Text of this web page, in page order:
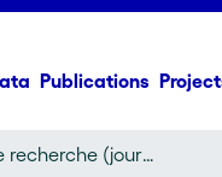
Publications
Article de recherche (journal article)